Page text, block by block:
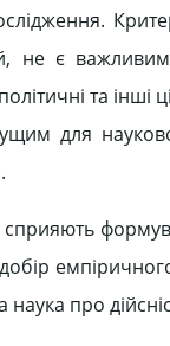
не є
та
для
сприяють
про